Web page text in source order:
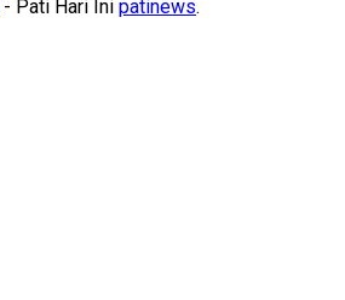
- Pati Hari Ini patinews.